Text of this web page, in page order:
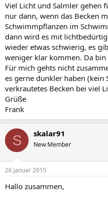
Viel Licht und Salmler gehen
nur dann, wenn das Becken
Schwimmpflanzen im
dann wird es mit
wieder etwas schwierig, es
weniger klar kommen. Da bin
Für mich gehts nicht
es gerne dunkler haben (kein
verkrautetes Becken bei viel
Grüße
Frank
S skalar91
New Member
26 Januar 2015
Hallo zusammen,